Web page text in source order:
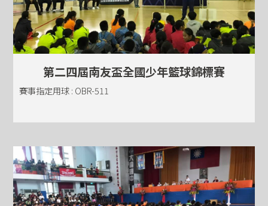
第二四屆南友盃全國少年籃球錦標賽
賽事指定用球 : OBR-511